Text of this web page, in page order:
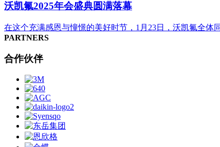
沃凯氟2025年会盛典圆满落幕
在这个充满感恩与憧憬的美好时节，1月23日，沃凯氟全体
PARTNERS
合作伙伴